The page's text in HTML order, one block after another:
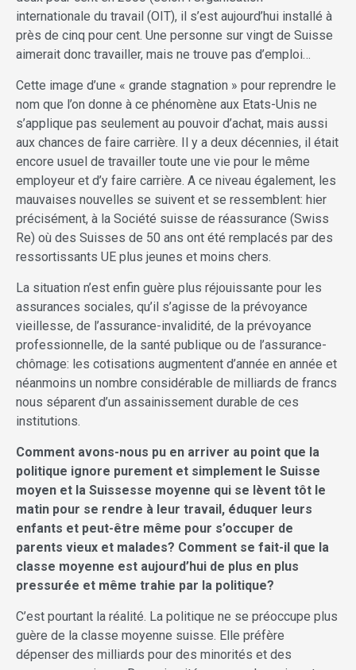
internationale du travail (OIT), il s’est aujourd’hui installé à
près de cinq pour cent. Une personne sur vingt de Suisse
aimerait donc travailler, mais ne trouve pas d’emploi…
Cette image d’une « grande stagnation » pour reprendre le
nom que l’on donne à ce phénomène aux Etats-Unis ne
s’applique pas seulement au pouvoir d’achat, mais aussi
aux chances de faire carrière. Il y a deux décennies, il était
encore usuel de travailler toute une vie pour le même
employeur et d’y faire carrière. A ce niveau également, les
mauvaises nouvelles se suivent et se ressemblent: hier
précisément, à la Société suisse de réassurance (Swiss
Re) où des Suisses de 50 ans ont été remplacés par des
ressortissants UE plus jeunes et moins chers.
La situation n’est enfin guère plus réjouissante pour les
assurances sociales, qu’il s’agisse de la prévoyance
vieillesse, de l’assurance-invalidité, de la prévoyance
professionnelle, de la santé publique ou de l’assurance-
chômage: les cotisations augmentent d’année en année et
néanmoins un nombre considérable de milliards de francs
nous séparent d’un assainissement durable de ces
institutions.
Comment avons-nous pu en arriver au point que la
politique ignore purement et simplement le Suisse
moyen et la Suissesse moyenne qui se lèvent tôt le
matin pour se rendre à leur travail, éduquer leurs
enfants et peut-être même pour s’occuper de
parents vieux et malades? Comment se fait-il que la
classe moyenne est aujourd’hui de plus en plus
pressurée et même trahie par la politique?
C’est pourtant la réalité. La politique ne se préoccupe plus
guère de la classe moyenne suisse. Elle préfère
dépenser des milliards pour des minorités et des